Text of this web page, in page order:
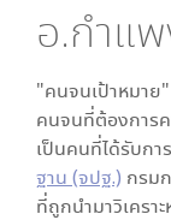
อ.กำแ
"คนจนเป้าหมาย"
คนจนที่ต้องการค
เป็นคนที่ได้รับกา
ฐาน (จปฐ.) กรม
ที่ถูกนำมาวิเคร